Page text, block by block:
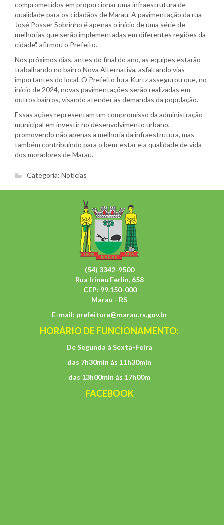
comprometidos em proporcionar uma infraestrutura de
qualidade para os cidadãos de Marau. A pavimentação da rua
José Posser Sobrinho é apenas o início de uma série de
melhorias que serão implementadas em diferentes regiões da
cidade", afirmou o Prefeito.
Nos próximos dias, antes do final do ano, as equipes estarão
trabalhando no bairro Nova Alternativa, asfaltando vias
importantes do local. O Prefeito Iura Kurtz assegurou que, no
início de 2024, novas pavimentações serão realizadas em
outros bairros, visando atender às demandas da população.
Essas ações representam um compromisso da administração
municipal em investir no desenvolvimento urbano,
promovendo não apenas a melhoria da infraestrutura, mas
também contribuindo para o bem-estar e a qualidade de vida
dos moradores de Marau.
Categoria: Notícias
(54) 3342-9500
Rua Irineu Ferlin, 658
CEP: 99.150-000
Marau - RS
E-mail: prefeitura@marau.rs.gov.br
HORÁRIO DE FUNCIONAMENTO:
De Segunda à Sexta-Feira
das 7h30min às 11h30min
das 13h00min às 17h00m
FACEBOOK